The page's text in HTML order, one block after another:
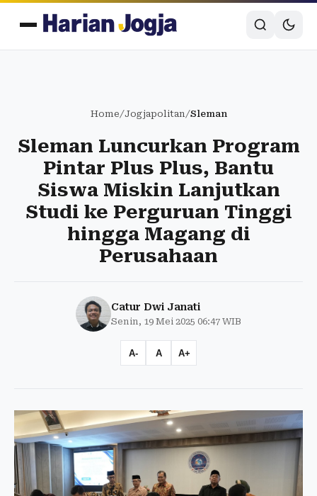
Home/Jogjapolitan/Sleman
Sleman Luncurkan Program
Pintar Plus Plus, Bantu
Siswa Miskin Lanjutkan
Studi ke Perguruan Tinggi
hingga Magang di
Perusahaan
Catur Dwi Janati
Senin, 19 Mei 2025 06:47 WIB
A- A A+